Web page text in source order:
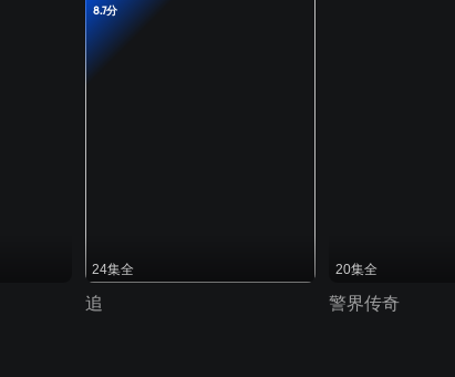
8.7分
24集全
追
20集全
警界传奇